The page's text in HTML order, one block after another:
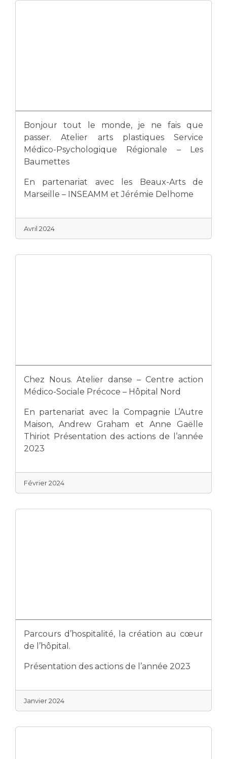
Bonjour tout le monde, je ne fais que
passer. Atelier arts plastiques Service
Médico-Psychologique Régionale – Les
Baumettes
En partenariat avec les Beaux-Arts de
Marseille – INSEAMM et Jérémie Delhome
Avril 2024
Chez Nous. Atelier danse – Centre action
Médico-Sociale Précoce – Hôpital Nord
En partenariat avec la Compagnie L’Autre
Maison, Andrew Graham et Anne Gaëlle
Thiriot Présentation des actions de l’année
2023
Février 2024
Parcours d’hospitalité, la création au cœur
de l’hôpital.
Présentation des actions de l’année 2023
Janvier 2024